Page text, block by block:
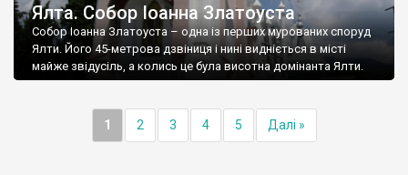
Ялта. Собор Іоанна Златоуста
Собор Іоанна Златоуста – одна із перших мурованих споруд
Ялти. Його 45-метрова дзвіниця і нині видніється в місті
майже звідусіль, а колись це була висотна домінанта Ялти.
1 2 3 4 5 Далі »